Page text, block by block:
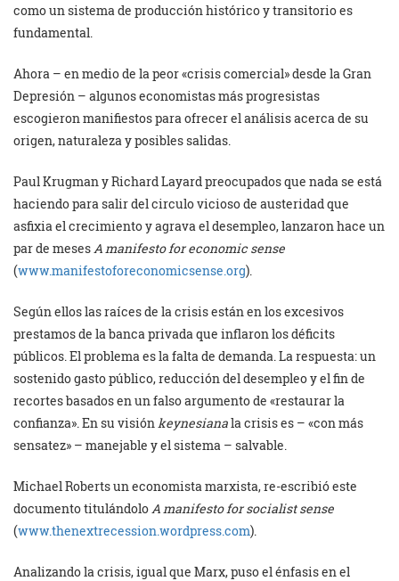
como un sistema de producción histórico y transitorio es
fundamental.
Ahora – en medio de la peor «crisis comercial» desde la Gran
Depresión – algunos economistas más progresistas
escogieron manifiestos para ofrecer el análisis acerca de su
origen, naturaleza y posibles salidas.
Paul Krugman y Richard Layard preocupados que nada se está
haciendo para salir del circulo vicioso de austeridad que
asfixia el crecimiento y agrava el desempleo, lanzaron hace un
par de mesesA manifesto for economic sense
(www.manifestoforeconomicsense.org).
Según ellos las raíces de la crisis están en los excesivos
prestamos de la banca privada que inflaron los déficits
públicos. El problema es la falta de demanda. La respuesta: un
sostenido gasto público, reducción del desempleo y el fin de
recortes basados en un falso argumento de «restaurar la
confianza». En su visiónkeynesianala crisis es – «con más
sensatez» – manejable y el sistema – salvable.
Michael Roberts un economista marxista, re-escribió este
documento titulándoloA manifesto for socialist sense
(www.thenextrecession.wordpress.com).
Analizando la crisis, igual que Marx, puso el énfasis en el